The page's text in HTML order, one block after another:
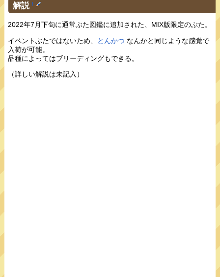
解説 †
2022年7月下旬に通常ぶた図鑑に追加された、MIX版限定のぶた。
イベントぶたではないため、 とんかつ なんかと同じような感覚で
入荷が可能。
品種によってはブリーディングもできる。
（詳しい解説は未記入）